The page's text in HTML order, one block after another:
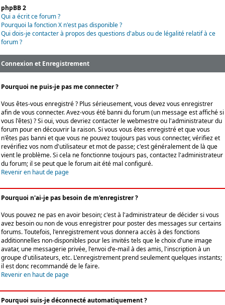
phpBB 2
Qui a écrit ce forum ?
Pourquoi la fonction X n'est pas disponible ?
Qui dois-je contacter à propos des questions d'abus ou de légalité relatif à ce
forum ?
Connexion et Enregistrement
Pourquoi ne puis-je pas me connecter ?
Vous êtes-vous enregistré ? Plus sérieusement, vous devez vous enregistrer
afin de vous connecter. Avez-vous été banni du forum (un message est affiché si
vous l'êtes) ? Si oui, vous devriez contacter le webmestre ou l'administrateur du
forum pour en découvrir la raison. Si vous vous êtes enregistré et que vous
n'êtes pas banni et que vous ne pouvez toujours pas vous connecter, vérifiez et
revérifiez vos nom d'utilisateur et mot de passe; c'est généralement de là que
vient le problème. Si cela ne fonctionne toujours pas, contactez l'administrateur
du forum; il se peut que le forum ait été mal configuré.
Revenir en haut de page
Pourquoi n'ai-je pas besoin de m'enregistrer ?
Vous pouvez ne pas en avoir besoin; c'est à l'administrateur de décider si vous
avez besoin ou non de vous enregistrer pour poster des messages sur certains
forums. Toutefois, l'enregistrement vous donnera accès à des fonctions
additionnelles non-disponibles pour les invités tels que le choix d'une image
avatar, une messagerie privée, l'envoi d'e-mail à des amis, l'inscription à un
groupe d'utilisateurs, etc. L'enregistrement prend seulement quelques instants;
il est donc recommandé de le faire.
Revenir en haut de page
Pourquoi suis-je déconnecté automatiquement ?